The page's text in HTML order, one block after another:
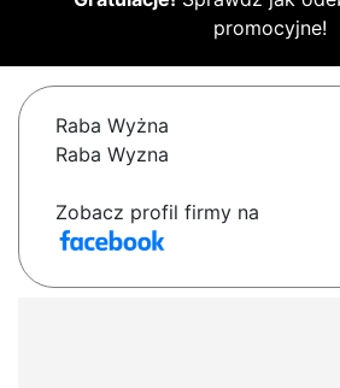
promocyjne!
Raba Wyżna
Raba Wyzna
Zobacz profil firmy na